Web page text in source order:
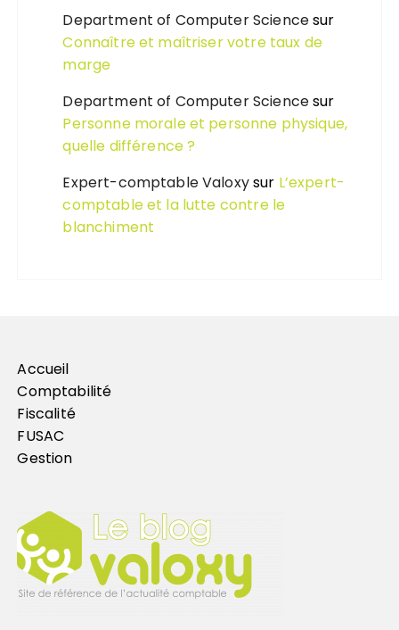
Department of Computer Sciencesur
Connaître et maîtriser votre taux de
marge
Department of Computer Sciencesur
Personne morale et personne physique,
quelle différence ?
Expert-comptable Valoxysur L’expert-
comptable et la lutte contre le
blanchiment
Accueil
Comptabilité
Fiscalité
FUSAC
Gestion